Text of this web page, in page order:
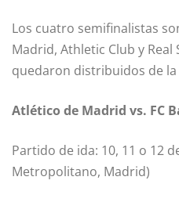
Los cuatro semifinalistas
Madrid, Athletic Club y Real
quedaron distribuidos de
Atlético de Madrid vs. FC
Partido de ida: 10, 11 o 12
Metropolitano, Madrid)